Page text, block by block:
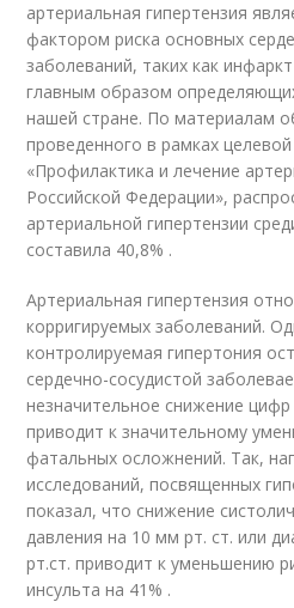
артериальная гипертензия
фактором риска основных
заболеваний, таких как
главным образом
нашей стране. По материалам
проведенного в рамках
«Профилактика и лечение
Российской Федерации»,
артериальной гипертензии
составила 40,8% .
Артериальная гипертензия
корригируемых заболеваний.
контролируемая гипертония
сердечно-сосудистой
незначительное снижение
приводит к значительному
фатальных осложнений. Так,
исследований, посвященных
показал, что снижение
давления на 10 мм рт. ст. или
рт.ст. приводит к уменьшению
инсульта на 41% .